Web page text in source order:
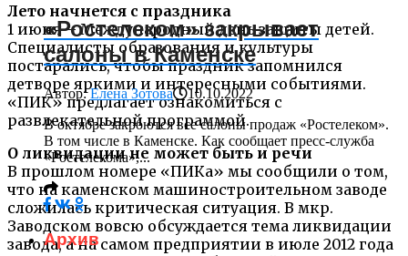
Лето начнется с праздника
1 июня – Международный день защиты детей.
Специалисты образования и культуры
постарались, чтобы праздник запомнился
детворе яркими и интересными событиями.
«ПИК» предлагает ознакомиться с
развлекательной программой.
О ликвидации не может быть и речи
В прошлом номере «ПИКа» мы сообщили о том,
что на каменском машиностроительном заводе
сложилась критическая ситуация. В мкр.
Заводском вовсю обсуждается тема ликвидации
завода, а на самом предприятии в июле 2012 года
«Ростелеком» закрывает
салоны в Каменске
Автор:Елена Зотова
10.10.2022
В октябре закроются все салоны продаж «Ростелеком».
В том числе в Каменске. Как сообщает пресс-служба
«Ростелекома»,...
Архив